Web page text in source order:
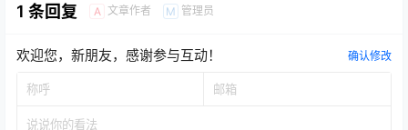
1 条回复 A 文章作者 M 管理员
欢迎您，新朋友，感谢参与互动！ 确认修改